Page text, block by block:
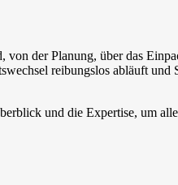
der Planung, über das
reibungslos abläuft und
und die Expertise, um